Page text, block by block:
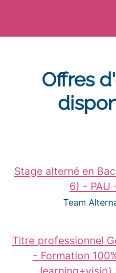
Offres
Stage alterné en
6) - PAU
Team
Titre professionnel
- Formation